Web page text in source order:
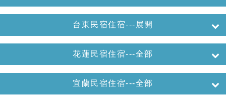
台東民宿住宿---展開
花蓮民宿住宿---全部
宜蘭民宿住宿---全部